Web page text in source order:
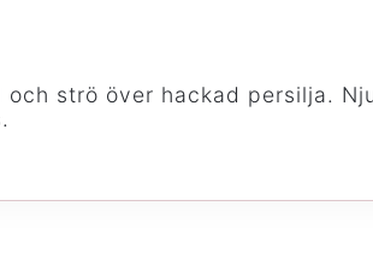
strö över hackad persilja.